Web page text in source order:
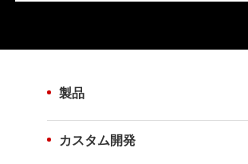
製品
カスタム開発